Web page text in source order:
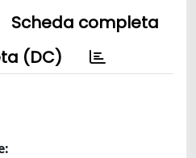
Scheda completa
(DC)